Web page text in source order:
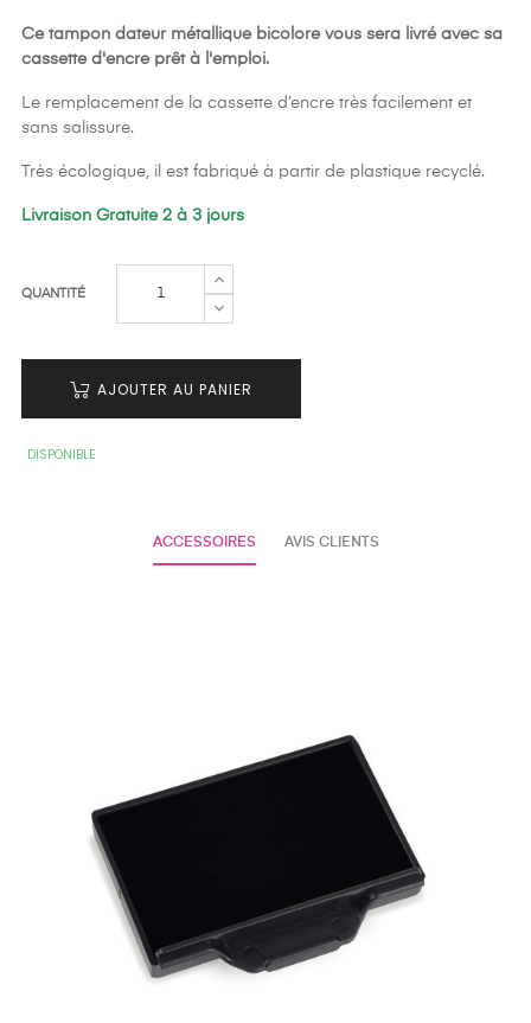
Ce tampon dateur métallique bicolore vous sera livré avec sa
cassette d'encre prêt à l'emploi.
Le remplacement de la cassette d’encre très facilement et
sans salissure.
Très écologique, il est fabriqué à partir de plastique recyclé.
Livraison Gratuite 2 à 3 jours
QUANTITÉ
AJOUTER AU PANIER
DISPONIBLE
ACCESSOIRES AVIS CLIENTS